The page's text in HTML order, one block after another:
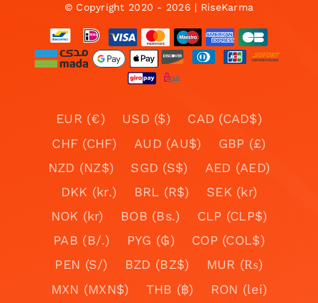
© Copyright 2020 - 2026 | RiseKarma
EUR (€) USD ($)
CAD (CAD$)
CHF (CHF)
AUD (AU$)
GBP (£)
NZD (NZ$)
SGD (S$)
AED (AED)
DKK (kr.)
BRL (R$)
SEK (kr)
NOK (kr)
BOB (Bs.)
CLP (CLP$)
PAB (B/.)
PYG (₲)
COP (COL$)
PEN (S/)
BZD (BZ$)
MUR (₨)
MXN (MXN$)
THB (฿)
RON (lei)